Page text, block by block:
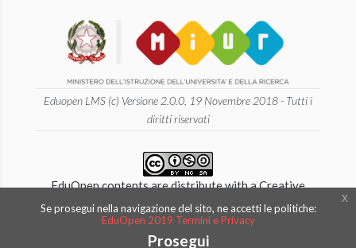
Eduopen LMS (c) Versione 2.0.0, 19 Novembre 2018 - Tutti i
diritti riservati
EduOpen contents are distribute with a Creative
Commons 4.0 International
Attribution - NonCommercial - ShareAlike License.
Se prosegui nella navigazione del sito, ne accetti le politiche:
EduOpen 2019 Termini e Privacy
Prosegui
x